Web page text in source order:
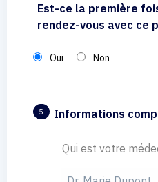
Est-ce la première
rendez-vous avec ce
Oui Non
5 Informations
Qui est votre